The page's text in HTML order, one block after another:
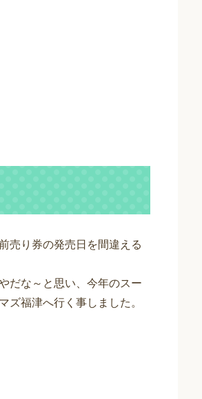
売り券の発売日を間違える
だな～と思い、今年のスー
ズ福津へ行く事しました。